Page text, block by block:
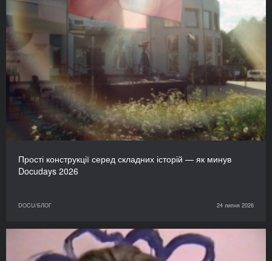
Прості конструкції серед складних історій — як минув
Docudays 2026
DOCU/БЛОГ 24 липня 2026